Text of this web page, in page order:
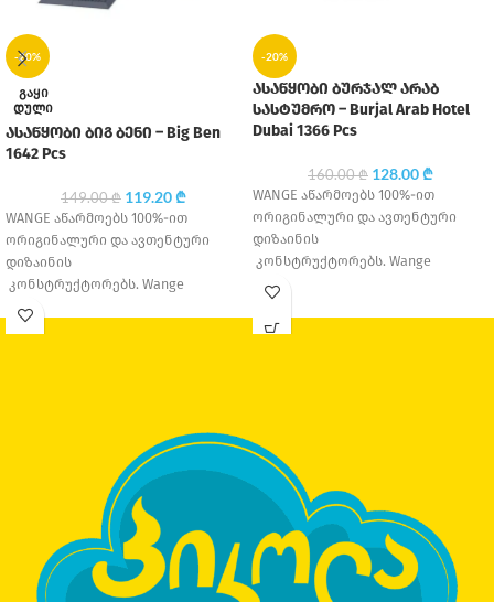
-20%
ᲒᲐᲧᲘ
ᲓᲣᲚᲘ
ასაწყობი ბიგ ბენი – Big Ben
1642 Pcs
149.00₾ 119.20₾
WANGE აწარმოებს 100%-ით
ორიგინალური და ავთენტური
დიზაინის
კონსტრუქტორებს. Wange
Education დაარსდა 1995 წელს,
-20%
ასაწყობი ბურჯალ არაბ
სასტუმრო – Burjal Arab Hotel
Dubai 1366 Pcs
160.00₾ 128.00₾
WANGE აწარმოებს 100%-ით
ორიგინალური და ავთენტური
დიზაინის
კონსტრუქტორებს. Wange
Education დაარსდა 1995 წელს,
საწარმო იყო, თუმცა